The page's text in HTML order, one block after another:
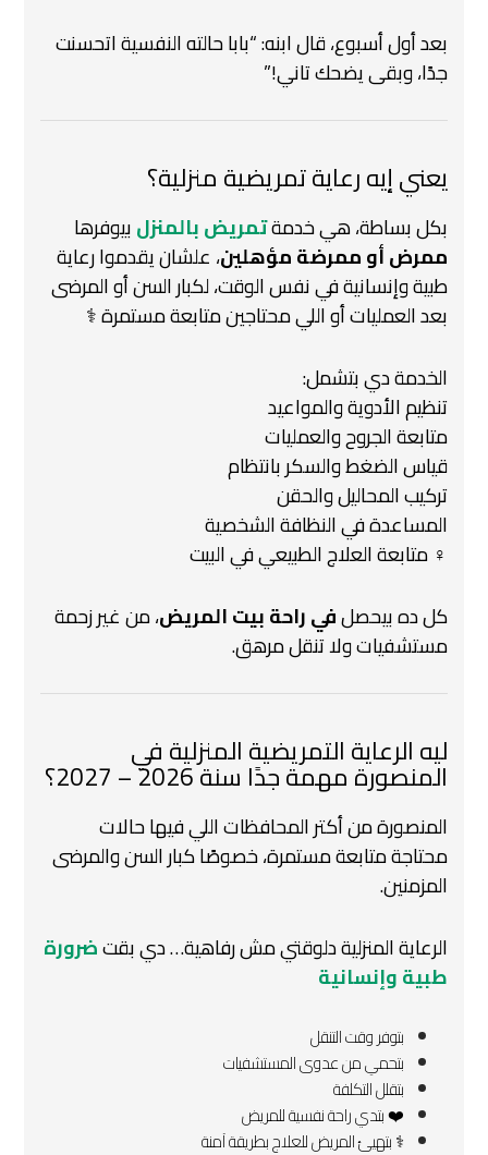
بعد أول أسبوع، قال ابنه:“بابا حالته النفسية اتحسنت
جدًا، وبقى يضحك تاني!”
يعني إيه رعاية تمريضية منزلية؟
بكل بساطة، هي خدمةتمريض بالمنزلبيوفرها
ممرض أو ممرضة مؤهلين، علشان يقدموا رعاية
طبية وإنسانية في نفس الوقت،لكبار السن أو المرضى
بعد العمليات أو اللي محتاجين متابعة مستمرة ‍⚕️
الخدمة دي بتشمل:
تنظيم الأدوية والمواعيد
متابعة الجروح والعمليات
قياس الضغط والسكر بانتظام
تركيب المحاليل والحقن
المساعدة في النظافة الشخصية
‍♀️ متابعة العلاج الطبيعي في البيت
كل ده بيحصلفي راحة بيت المريض، من غير زحمة
مستشفيات ولا تنقل مرهق.
ليه الرعاية التمريضية المنزلية في
المنصورة مهمة جدًا سنة 2026 – 2027؟
المنصورة من أكتر المحافظات اللي فيها حالات
محتاجة متابعة مستمرة،خصوصًا كبار السن والمرضى
المزمنين.
الرعاية المنزلية دلوقتي مش رفاهية…دي بقتضرورة
طبية وإنسانية
بتوفر وقت التنقل
بتحمي من عدوى المستشفيات
بتقلل التكلفة
❤️ بتدي راحة نفسية للمريض
‍⚕️ بتهيئ المريض للعلاج بطريقة آمنة